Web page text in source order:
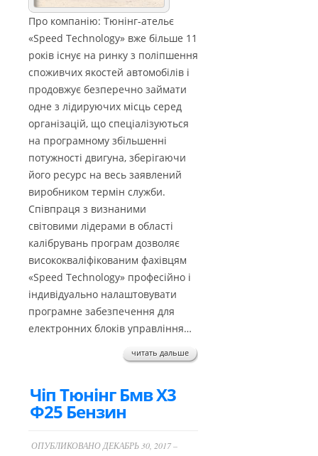
Про компанію: Тюнінг-ательє
«Speed Technology» вже більше 11
років існує на ринку з поліпшення
споживчих якостей автомобілів і
продовжує безперечно займати
одне з лідируючих місць серед
організацій, що спеціалізуються
на програмному збільшенні
потужності двигуна, зберігаючи
його ресурс на весь заявлений
виробником термін служби.
Співпраця з визнаними
світовими лідерами в області
калібрувань програм дозволяє
висококваліфікованим фахівцям
«Speed Technology» професійно і
індивідуально налаштовувати
програмне забезпечення для
електронних блоків управління…
читать дальше
Чіп Тюнінг Бмв Х3
Ф25 Бензин
ОПУБЛИКОВАНО ДЕКАБРЬ 30, 2017 –